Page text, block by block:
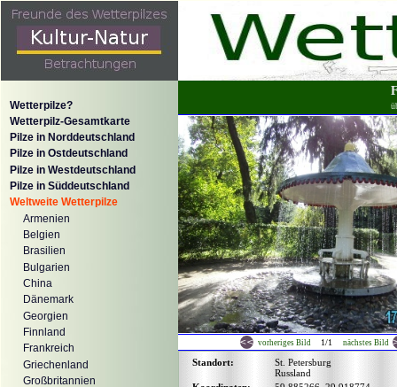
Wetterpilze?
Wetterpilz-Gesamtkarte
Pilze in Norddeutschland
Pilze in Ostdeutschland
Pilze in Westdeutschland
Pilze in Süddeutschland
Weltweite Wetterpilze
Armenien
Belgien
Brasilien
Bulgarien
China
Dänemark
Georgien
Finnland
Frankreich
Griechenland
Großbritannien
vorheriges Bild 1/1 nächstes Bild
Standort:
St. Petersburg
Russland